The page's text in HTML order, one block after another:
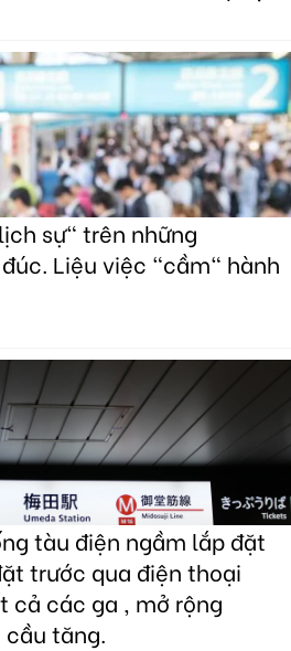
sự" trên những
Liệu việc "cầm" hành
tàu điện ngầm lắp đặt
trước qua điện thoại
cả các ga , mở rộng
cầu tăng.